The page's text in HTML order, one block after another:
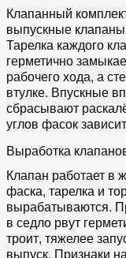
Клапанный
выпускные
Тарелка каждого
герметично
рабочего хода, а
втулке. Впускные
сбрасывают
углов фасок
Выработка
Клапан работает в
фаска, тарелка и
вырабатываются.
в седло рвут
троит, тяжелее
выпуск. Признаки